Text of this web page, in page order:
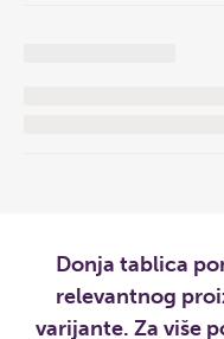
Donja tablica
relevantnog
varijante. Za više